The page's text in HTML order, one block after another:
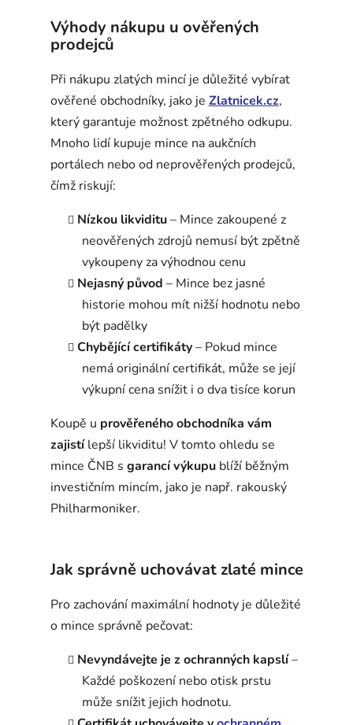
Výhody nákupu u ověřených
prodejců
Při nákupu zlatých mincí je důležité vybírat
ověřené obchodníky, jako je Zlatnicek.cz,
který garantuje možnost zpětného odkupu.
Mnoho lidí kupuje mince na aukčních
portálech nebo od neprověřených prodejců,
čímž riskují:
Nízkou likviditu– Mince zakoupené z
neověřených zdrojů nemusí být zpětně
vykoupeny za výhodnou cenu
Nejasný původ – Mince bez jasné
historie mohou mít nižší hodnotu nebo
být padělky
Chybějící certifikáty– Pokud mince
nemá originální certifikát, může se její
výkupní cena snížit i o dva tisíce korun
Koupě u prověřeného obchodníka vám
zajistílepší likviditu! V tomto ohledu se
mince ČNB s garancí výkupublíží běžným
investičním mincím, jako je např. rakouský
Philharmoniker.
Jak správně uchovávat zlaté mince
Pro zachování maximální hodnoty je důležité
o mince správně pečovat:
Nevyndávejte je z ochranných kapslí–
Každé poškození nebo otisk prstu
může snížit jejich hodnotu.